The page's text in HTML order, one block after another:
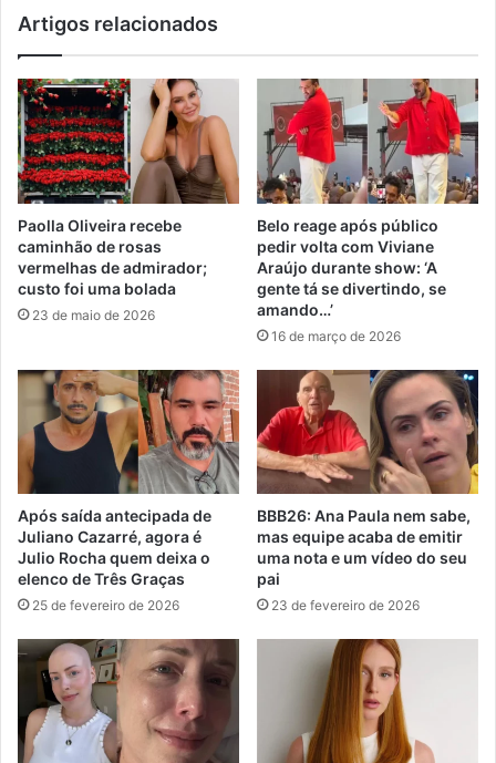
Artigos relacionados
Paolla Oliveira recebe
caminhão de rosas
vermelhas de admirador;
custo foi uma bolada
23 de maio de 2026
Belo reage após público
pedir volta com Viviane
Araújo durante show: ‘A
gente tá se divertindo, se
amando…’
16 de março de 2026
Após saída antecipada de
Juliano Cazarré, agora é
Julio Rocha quem deixa o
elenco de Três Graças
25 de fevereiro de 2026
BBB26: Ana Paula nem sabe,
mas equipe acaba de emitir
uma nota e um vídeo do seu
pai
23 de fevereiro de 2026